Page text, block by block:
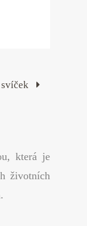
která je
životních